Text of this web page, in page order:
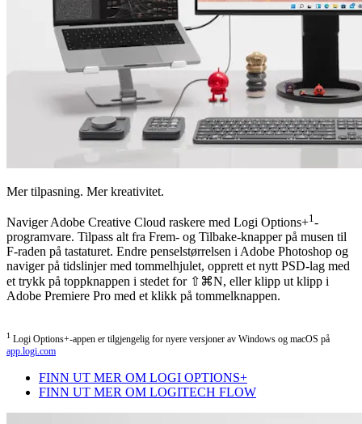
Mer tilpasning. Mer kreativitet.
Naviger Adobe Creative Cloud raskere med Logi Options+1 -
programvare. Tilpass alt fra Frem- og Tilbake-knapper på musen til
F-raden på tastaturet. Endre penselstørrelsen i Adobe Photoshop og
naviger på tidslinjer med tommelhjulet, opprett et nytt PSD-lag med
et trykk på toppknappen i stedet for ⇧⌘N, eller klipp ut klipp i
Adobe Premiere Pro med et klikk på tommelknappen.
1 Logi Options+-appen er tilgjengelig for nyere versjoner av Windows og macOS på
app.logi.com
FINN UT MER OM LOGI OPTIONS+
FINN UT MER OM LOGITECH FLOW